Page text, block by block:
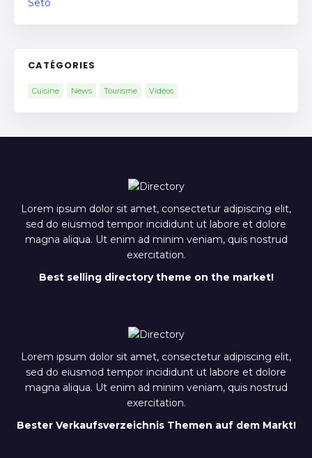
CATÉGORIES
Cuisine News Tourisme Vidéos
Lorem ipsum dolor sit amet, consectetur adipiscing elit,
sed do eiusmod tempor incididunt ut labore et dolore
magna aliqua. Ut enim ad minim veniam, quis nostrud
exercitation.
Best selling directory theme on the market!
Lorem ipsum dolor sit amet, consectetur adipiscing elit,
sed do eiusmod tempor incididunt ut labore et dolore
magna aliqua. Ut enim ad minim veniam, quis nostrud
exercitation.
Bester Verkaufsverzeichnis Themen auf dem Markt!